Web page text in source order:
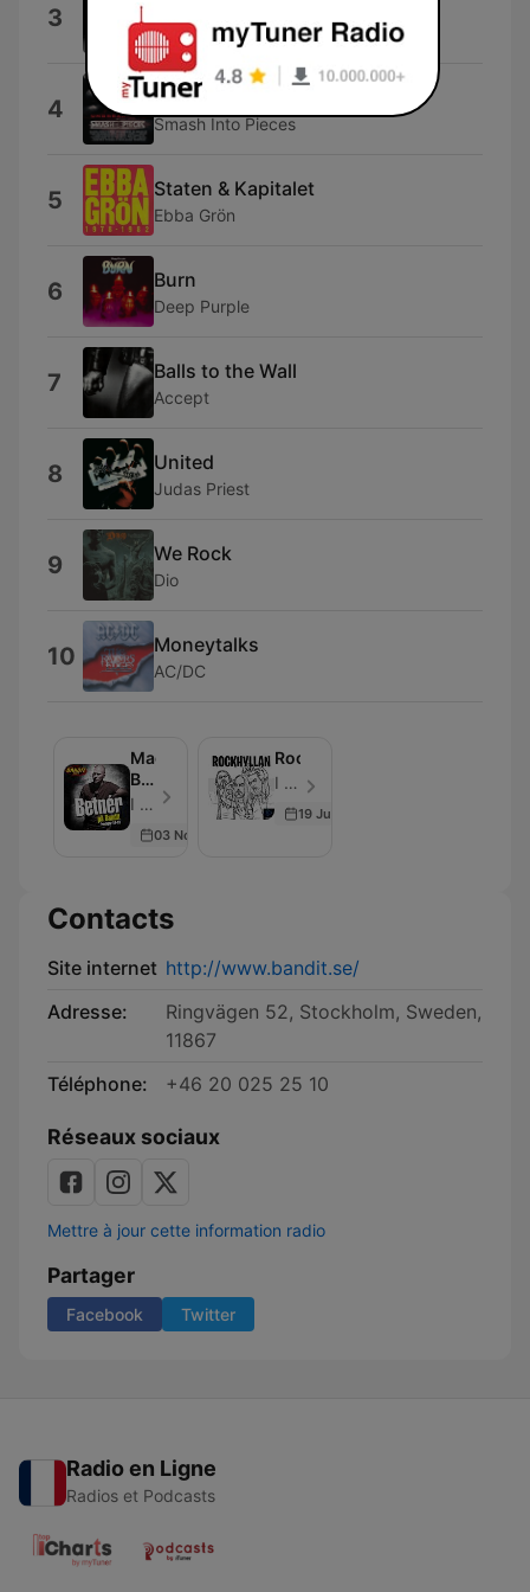
3 Rasmus Gozzi
4 Colder
Smash Into Pieces
5 Staten & Kapitalet
Ebba Grön
6 Burn
Deep Purple
7 Balls to the Wall
Accept
8 United
Judas Priest
9 We Rock
Dio
10 Moneytalks
AC/DC
Magnus
Betnér
Podcast
I LIKE RADIO - Épisode 29
03 Nov 2015
Rockhyllan
I LIKE RADIO - Épisode 187
19 Jun 2026
Contacts
Site internet http://www.bandit.se/
Adresse:
Ringvägen 52, Stockholm, Sweden,
11867
Téléphone:
+46 20 025 25 10
Réseaux sociaux
Mettre à jour cette information radio
Partager
Facebook Twitter
Radio en Ligne
Radios et Podcasts